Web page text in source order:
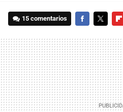
15 comentarios